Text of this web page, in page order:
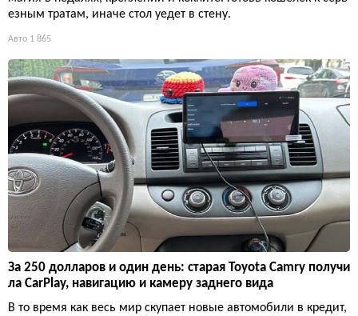
езным тратам, иначе стол уедет в стену.
Авто 1 865
За 250 долларов и один день: старая Toyota Camry получи
ла CarPlay, навигацию и камеру заднего вида
В то время как весь мир скупает новые автомобили в кредит,